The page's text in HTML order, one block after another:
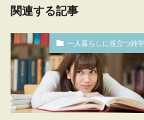
関連する記事
一人暮らしに役立つ雑学